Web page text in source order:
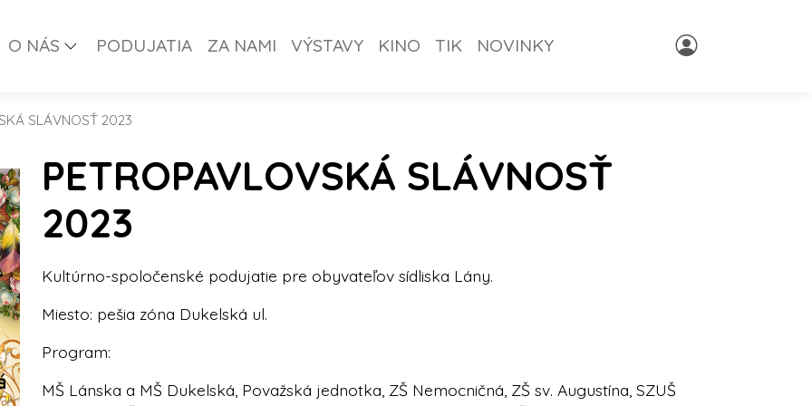
O NÁS PODUJATIA ZA NAMI VÝSTAVY KINO TIK NOVINKY
SLÁVNOSŤ 2023
PETROPAVLOVSKÁ SLÁVNOSŤ
2023
Kultúrno-spoločenské podujatie pre obyvateľov sídliska Lány.
Miesto: pešia zóna Dukelská ul.
Program:
MŠ Lánska a MŠ Dukelská, Považská jednotka, ZŠ Nemocničná, ZŠ sv. Augustína, SZUŠ